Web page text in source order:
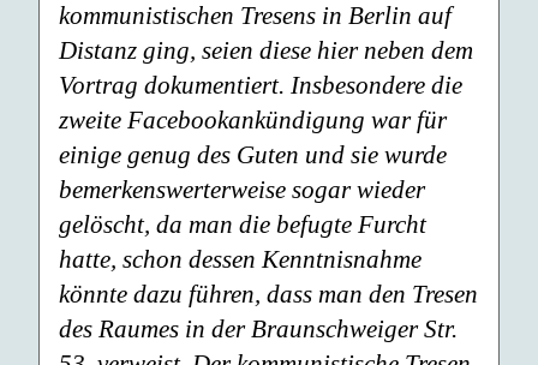
kommunistischen Tresens in Berlin auf
Distanz ging, seien diese hier neben dem
Vortrag dokumentiert. Insbesondere die
zweite Facebookankündigung war für
einige genug des Guten und sie wurde
bemerkenswerterweise sogar wieder
gelöscht, da man die befugte Furcht
hatte, schon dessen Kenntnisnahme
könnte dazu führen, dass man den Tresen
des Raumes in der Braunschweiger Str.